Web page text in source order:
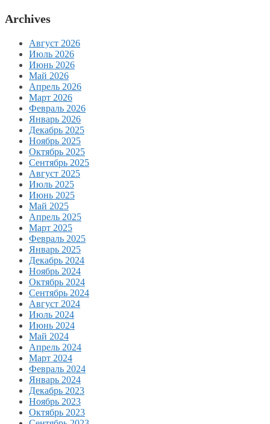
Archives
Август 2026
Июль 2026
Июнь 2026
Май 2026
Апрель 2026
Март 2026
Февраль 2026
Январь 2026
Декабрь 2025
Ноябрь 2025
Октябрь 2025
Сентябрь 2025
Август 2025
Июль 2025
Июнь 2025
Май 2025
Апрель 2025
Март 2025
Февраль 2025
Январь 2025
Декабрь 2024
Ноябрь 2024
Октябрь 2024
Сентябрь 2024
Август 2024
Июль 2024
Июнь 2024
Май 2024
Апрель 2024
Март 2024
Февраль 2024
Январь 2024
Декабрь 2023
Ноябрь 2023
Октябрь 2023